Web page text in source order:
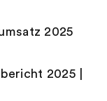
2025
2025 |